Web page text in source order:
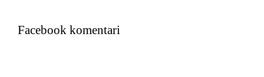
Facebook komentari